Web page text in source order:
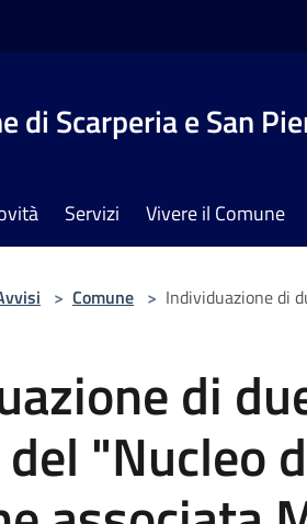
di Scarperia e San
Servizi Vivere il Comune
> Comune > Individuazione di
di
"Nucleo